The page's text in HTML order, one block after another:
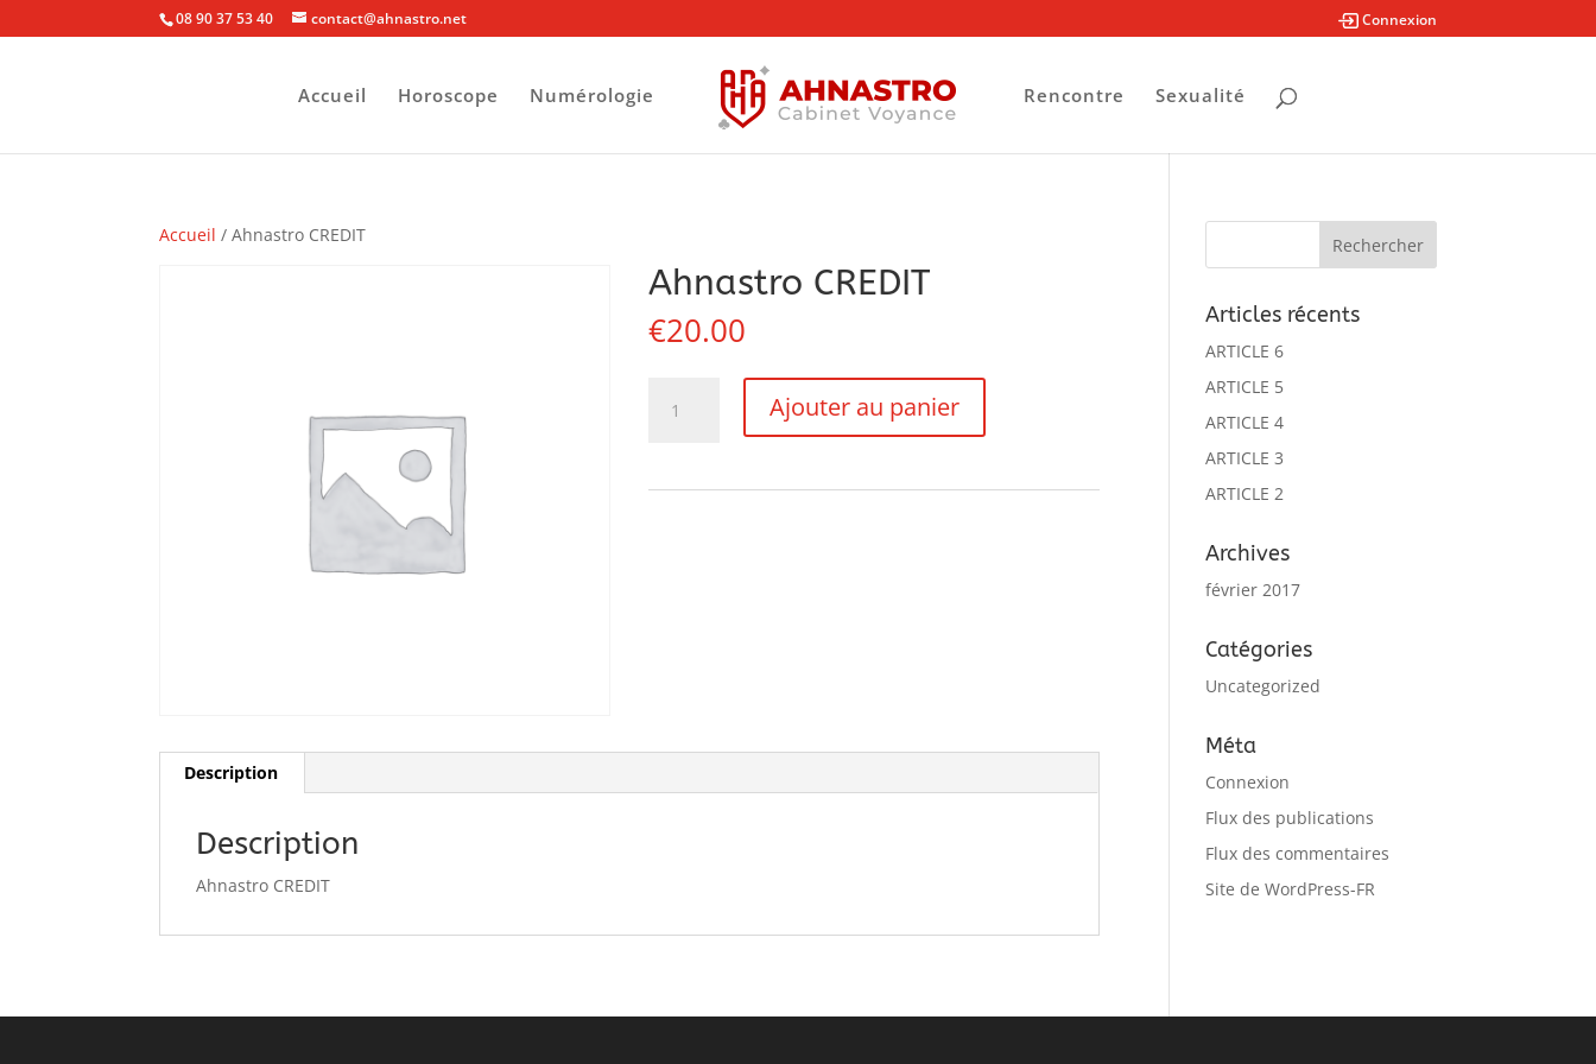
08 90 37 53 40 contact@ahnastro.net Connexion
Accueil Horoscope Numérologie Rencontre Sexualité
Accueil / Ahnastro CREDIT
Ahnastro CREDIT
€20.00
Ajouter au panier
Description
Description
Ahnastro CREDIT
Articles récents
ARTICLE 6
ARTICLE 5
ARTICLE 4
ARTICLE 3
ARTICLE 2
Archives
février 2017
Catégories
Uncategorized
Méta
Connexion
Flux des publications
Flux des commentaires
Site de WordPress-FR